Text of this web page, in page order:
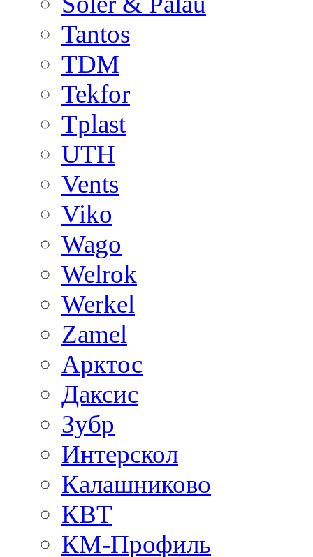
Tantos
TDM
Tekfor
Tplast
UTH
Vents
Viko
Wago
Welrok
Werkel
Zamel
Арктос
Даксис
Зубр
Интерскол
Калашниково
КВТ
КМ-Профиль